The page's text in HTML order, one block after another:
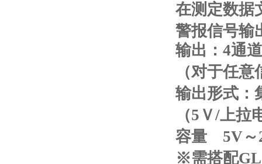
在测定数据
警报信号输
输出：4通道
（对于任
输出形式：
（5Ｖ/上
容量 5V～
※需搭配GL